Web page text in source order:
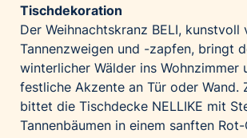
Tischdekoration
Der Weihnachtskranz BELI, kunstvoll
Tannenzweigen und -zapfen, bringt
winterlicher Wälder ins Wohnzimmer
festliche Akzente an Tür oder Wand.
bittet die Tischdecke NELLIKE mit
Tannenbäumen in einem sanften